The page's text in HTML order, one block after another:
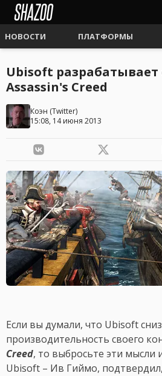
НОВОСТИ ПЛАТФОРМЫ
Ubisoft
Assassin's Creed
Коэн (Twitter)
15:08, 14 июня 2013
Если вы думали, что Ubisoft
производительность своего
Creed, то выбросьте эти мысли
Ubisoft – Ив Гиймо,